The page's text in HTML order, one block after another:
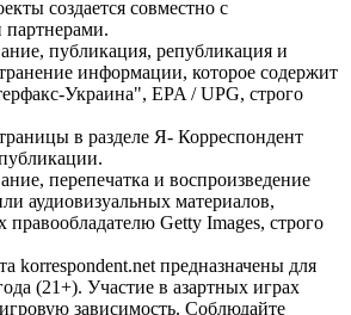
создается совместно с
публикация, републикация и
информации, которое содержит
Украина", EPA / UPG, строго
в разделе Я- Корреспондент
перепечатка и воспроизведение
аудиовизуальных материалов,
Getty Images, строго
korrespondent.net предназначены для
(21+). Участие в азартных играх
зависимость. Соблюдайте